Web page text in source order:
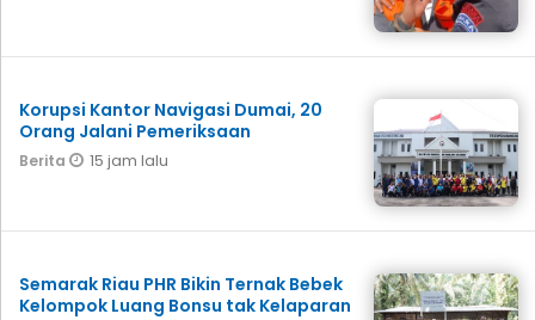
Korupsi Kantor Navigasi Dumai, 20
Orang Jalani Pemeriksaan
Berita 15 jam lalu
Semarak Riau PHR Bikin Ternak Bebek
Kelompok Luang Bonsu tak Kelaparan